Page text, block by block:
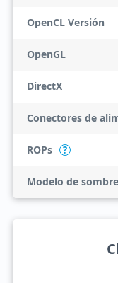
OpenCL Versión
OpenGL
DirectX
ROPs ?
Modelo de